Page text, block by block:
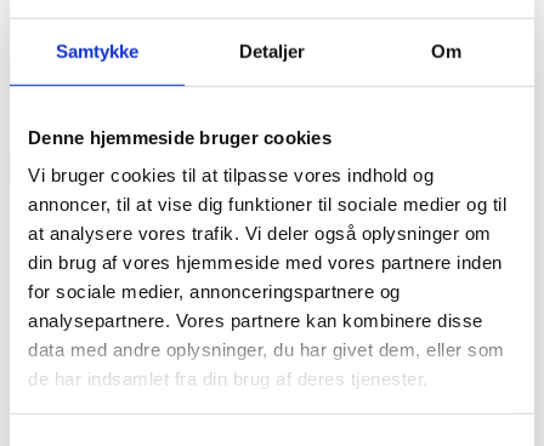
Samtykke Detaljer Om
Denne hjemmeside bruger cookies
Vi bruger cookies til at tilpasse vores indhold og
annoncer, til at vise dig funktioner til sociale medier og til
at analysere vores trafik. Vi deler også oplysninger om
din brug af vores hjemmeside med vores partnere inden
for sociale medier, annonceringspartnere og
analysepartnere. Vores partnere kan kombinere disse
data med andre oplysninger, du har givet dem, eller som
de har indsamlet fra din brug af deres tjenester.
annonce
RAINBOW BUSINESS DENMARK